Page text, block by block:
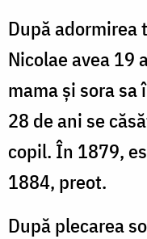
După adormirea
Nicolae avea 19
mama și sora sa
28 de ani se
copil. În 1879,
1884, preot.
După plecarea